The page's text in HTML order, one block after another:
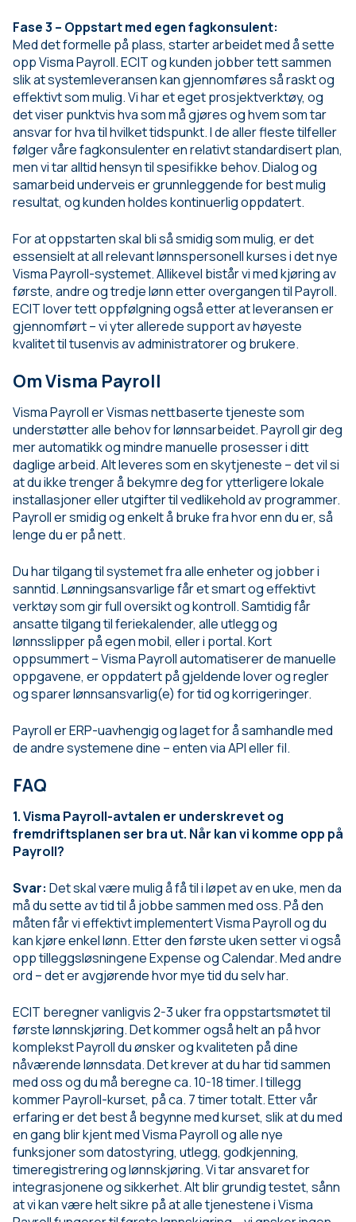
Fase 3 – Oppstart med egen fagkonsulent:
Med det formelle på plass, starter arbeidet med å sette
opp Visma Payroll. ECIT og kunden jobber tett sammen
slik at systemleveransen kan gjennomføres så raskt og
effektivt som mulig. Vi har et eget prosjektverktøy, og
det viser punktvis hva som må gjøres og hvem som tar
ansvar for hva til hvilket tidspunkt. I de aller fleste tilfeller
følger våre fagkonsulenter en relativt standardisert plan,
men vi tar alltid hensyn til spesifikke behov. Dialog og
samarbeid underveis er grunnleggende for best mulig
resultat, og kunden holdes kontinuerlig oppdatert.
For at oppstarten skal bli så smidig som mulig, er det
essensielt at all relevant lønnspersonell kurses i det nye
Visma Payroll-systemet. Allikevel bistår vi med kjøring av
første, andre og tredje lønn etter overgangen til Payroll.
ECIT lover tett oppfølgning også etter at leveransen er
gjennomført – vi yter allerede support av høyeste
kvalitet til tusenvis av administratorer og brukere.
Om Visma Payroll
Visma Payroll er Vismas nettbaserte tjeneste som
understøtter alle behov for lønnsarbeidet. Payroll gir deg
mer automatikk og mindre manuelle prosesser i ditt
daglige arbeid. Alt leveres som en skytjeneste – det vil si
at du ikke trenger å bekymre deg for ytterligere lokale
installasjoner eller utgifter til vedlikehold av programmer.
Payroll er smidig og enkelt å bruke fra hvor enn du er, så
lenge du er på nett.
Du har tilgang til systemet fra alle enheter og jobber i
sanntid. Lønningsansvarlige får et smart og effektivt
verktøy som gir full oversikt og kontroll. Samtidig får
ansatte tilgang til feriekalender, alle utlegg og
lønnsslipper på egen mobil, eller i portal. Kort
oppsummert – Visma Payroll automatiserer de manuelle
oppgavene, er oppdatert på gjeldende lover og regler
og sparer lønnsansvarlig(e) for tid og korrigeringer.
Payroll er ERP-uavhengig og laget for å samhandle med
de andre systemene dine – enten via API eller fil.
FAQ
1. Visma Payroll-avtalen er underskrevet og
fremdriftsplanen ser bra ut. Når kan vi komme opp på
Payroll?
Svar: Det skal være mulig å få til i løpet av en uke, men da
må du sette av tid til å jobbe sammen med oss. På den
måten får vi effektivt implementert Visma Payroll og du
kan kjøre enkel lønn. Etter den første uken setter vi også
opp tilleggsløsningene Expense og Calendar. Med andre
ord – det er avgjørende hvor mye tid du selv har.
ECIT beregner vanligvis 2-3 uker fra oppstartsmøtet til
første lønnskjøring. Det kommer også helt an på hvor
komplekst Payroll du ønsker og kvaliteten på dine
nåværende lønnsdata. Det krever at du har tid sammen
med oss og du må beregne ca. 10-18 timer. I tillegg
kommer Payroll-kurset, på ca. 7 timer totalt. Etter vår
erfaring er det best å begynne med kurset, slik at du med
en gang blir kjent med Visma Payroll og alle nye
funksjoner som datostyring, utlegg, godkjenning,
timeregistrering og lønnskjøring. Vi tar ansvaret for
integrasjonene og sikkerhet. Alt blir grundig testet, sånn
at vi kan være helt sikre på at alle tjenestene i Visma